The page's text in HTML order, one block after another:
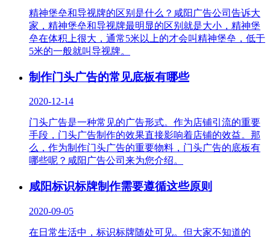
精神堡垒和导视牌的区别是什么？咸阳广告公司告诉大
家，精神堡垒和导视牌最明显的区别就是大小，精神堡
垒在体积上很大，通常5米以上的才会叫精神堡垒，低于
5米的一般就叫导视牌。
制作门头广告的常见底板有哪些
2020-12-14
门头广告是一种常见的广告形式。作为店铺引流的重要
手段，门头广告制作的效果直接影响着店铺的效益。那
么，作为制作门头广告的重要物料，门头广告的底板有
哪些呢？咸阳广告公司来为您介绍。
咸阳标识标牌制作需要遵循这些原则
2020-09-05
在日常生活中，标识标牌随处可见。但大家不知道的